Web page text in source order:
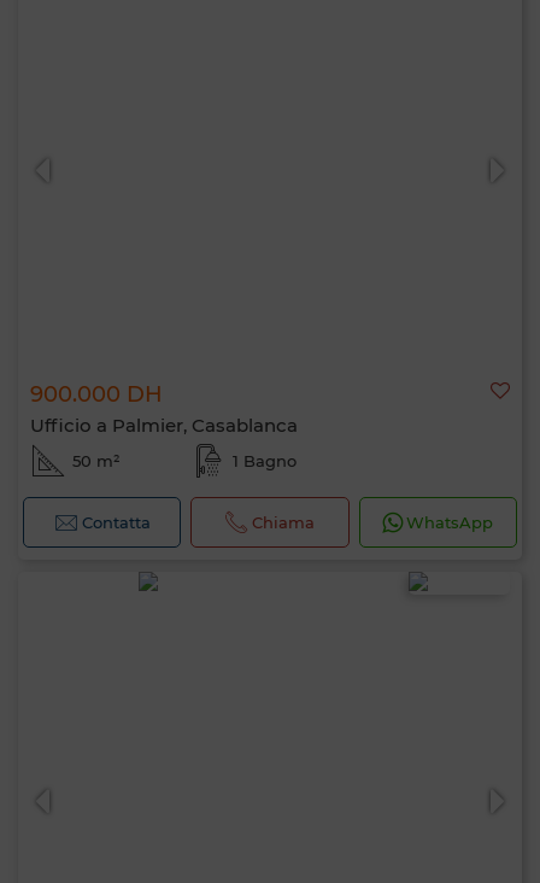
900.000 DH
Ufficio a Palmier, Casablanca
50 m² 1 Bagno
Contatta Chiama WhatsApp